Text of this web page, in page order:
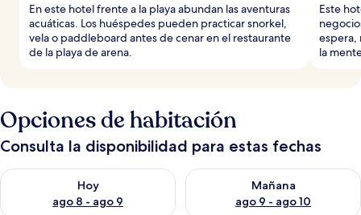
En este hotel frente a la playa abundan las aventuras
acuáticas. Los huéspedes pueden practicar snorkel,
vela o paddleboard antes de cenar en el restaurante
de la playa de arena.
Este
espera,
la
Opciones de habitación
Consulta la disponibilidad para estas fechas
Hoy
ago 8 - ago 9
Consulta la disponibilidad para hoy ago 8 - ago 9
Mañana
ago 9 - ago 10
Consulta la disponibilidad